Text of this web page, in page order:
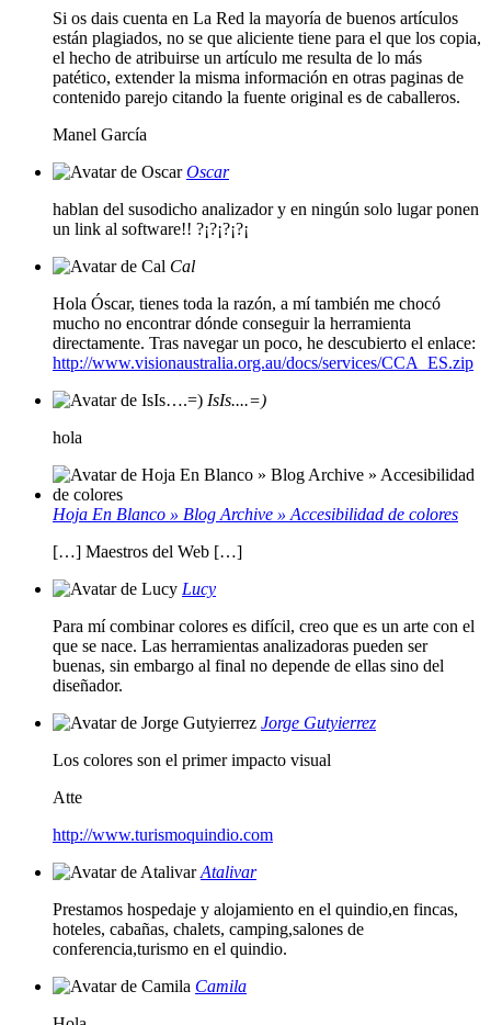
Si os dais cuenta en La Red la mayoría de buenos artículos
están plagiados, no se que aliciente tiene para el que los copia,
el hecho de atribuirse un artículo me resulta de lo más
patético, extender la misma información en otras paginas de
contenido parejo citando la fuente original es de caballeros.
Manel García
Oscar
hablan del susodicho analizador y en ningún solo lugar ponen
un link al software!! ?¡?¡?¡?¡
Cal
Hola Óscar, tienes toda la razón, a mí también me chocó
mucho no encontrar dónde conseguir la herramienta
directamente. Tras navegar un poco, he descubierto el enlace:
http://www.visionaustralia.org.au/docs/services/CCA_ES.zip
IsIs....=)
hola
Hoja En Blanco » Blog Archive » Accesibilidad de colores
[…] Maestros del Web […]
Lucy
Para mí combinar colores es difícil, creo que es un arte con el
que se nace. Las herramientas analizadoras pueden ser
buenas, sin embargo al final no depende de ellas sino del
diseñador.
Jorge Gutyierrez
Los colores son el primer impacto visual
Atte
http://www.turismoquindio.com
Atalivar
Prestamos hospedaje y alojamiento en el quindio,en fincas,
hoteles, cabañas, chalets, camping,salones de
conferencia,turismo en el quindio.
Camila